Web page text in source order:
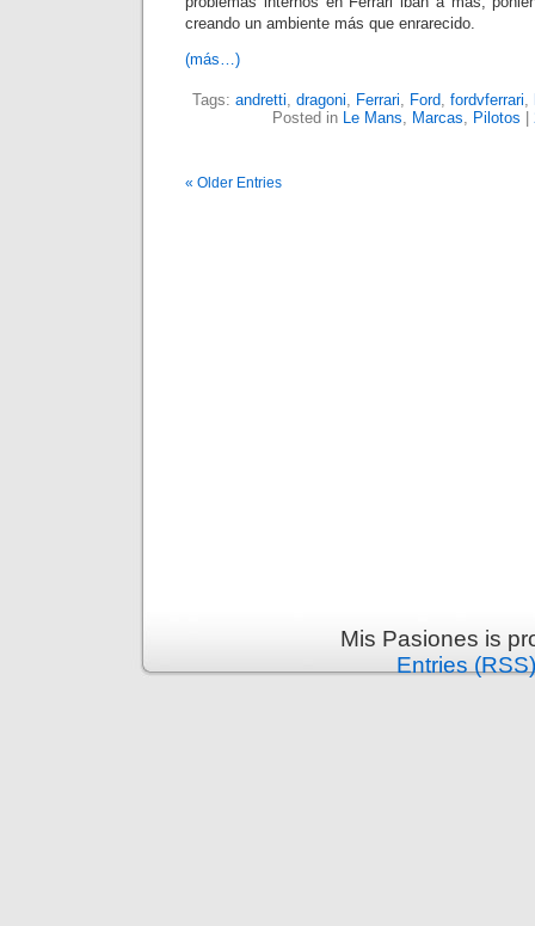
creando un ambiente más que enrarecido.
(más…)
Tags: andretti, dragoni, Ferrari, Ford, fordvferrari,
Posted in Le Mans, Marcas, Pilotos
« Older Entries
Mis Pasiones is
Entries (RSS)